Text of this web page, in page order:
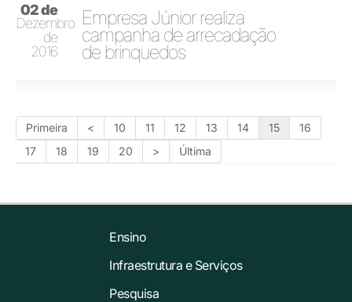
02 de
Dezembro
de
2016
Empresa Júnior realiza
campanha de arrecadação
de brinquedos
Primeira < 10 11 12 13 14 15
16
17
18 19 20 > Última
Ensino
Infraestrutura e Serviços
Pesquisa